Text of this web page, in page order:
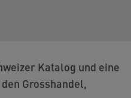
Grosshandel,